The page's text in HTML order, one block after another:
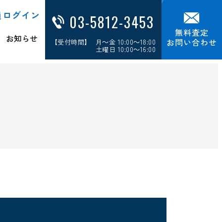
グイン
お知らせ
03-5812-3453
【受付時間】 月～金 10:00～18:00
土曜日 10:00～16:00
無料査定
お問い合わせ